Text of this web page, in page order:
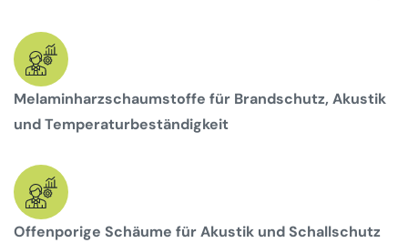
Melaminharzschaumstoffe für Brandschutz, Akustik
und Temperaturbeständigkeit
Offenporige Schäume für Akustik und Schallschutz